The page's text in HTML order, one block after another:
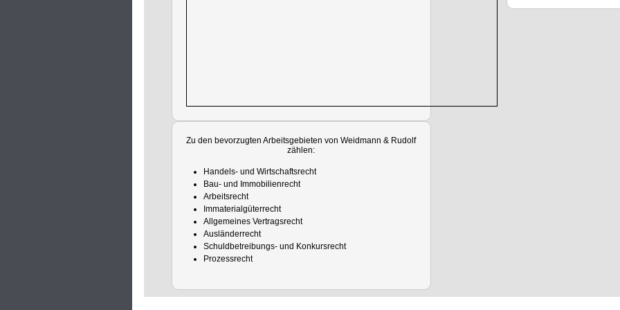
Zu den bevorzugten Arbeitsgebieten von Weidmann & Rudolf
zählen:
Handels- und Wirtschaftsrecht
Bau- und Immobilienrecht
Arbeitsrecht
Immaterialgüterrecht
Allgemeines Vertragsrecht
Ausländerrecht
Schuldbetreibungs- und Konkursrecht
Prozessrecht